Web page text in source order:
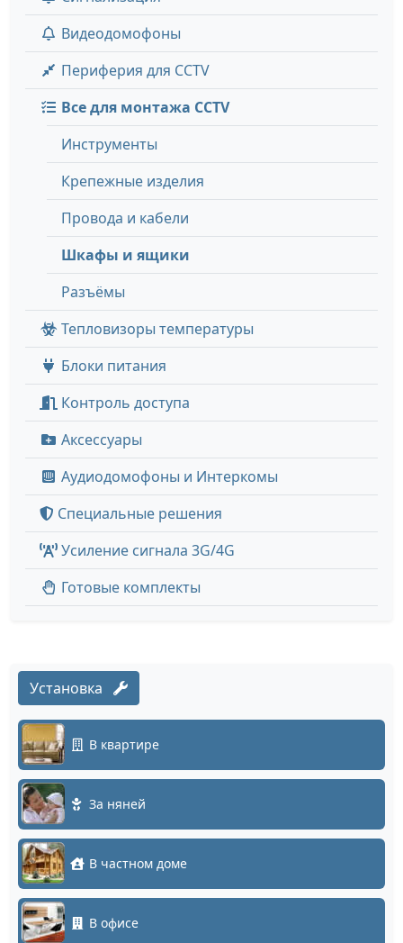
Видеодомофоны
Периферия для CCTV
Все для монтажа CCTV
Инструменты
Крепежные изделия
Провода и кабели
Шкафы и ящики
Разъёмы
Тепловизоры температуры
Блоки питания
Контроль доступа
Аксессуары
Аудиодомофоны и Интеркомы
Специальные решения
Усиление сигнала 3G/4G
Готовые комплекты
Установка
В квартире
За няней
В частном доме
В офисе